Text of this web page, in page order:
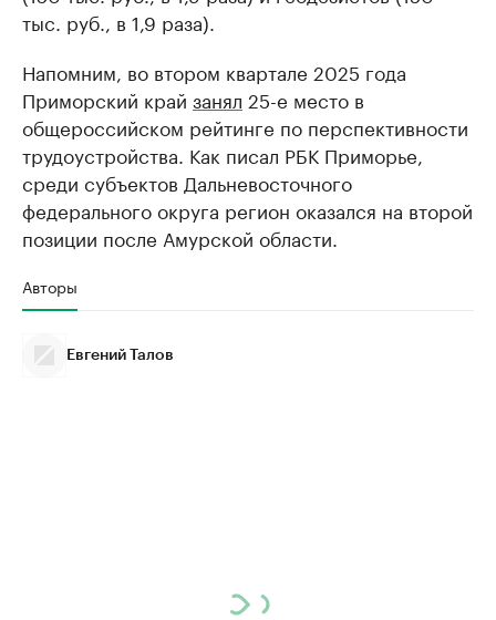
тыс. руб., в 1,9 раза).
Напомним, во втором квартале 2025 года
Приморский край занял 25-е место в
общероссийском рейтинге по перспективности
трудоустройства. Как писал РБК Приморье,
среди субъектов Дальневосточного
федерального округа регион оказался на второй
позиции после Амурской области.
Авторы
Евгений Талов